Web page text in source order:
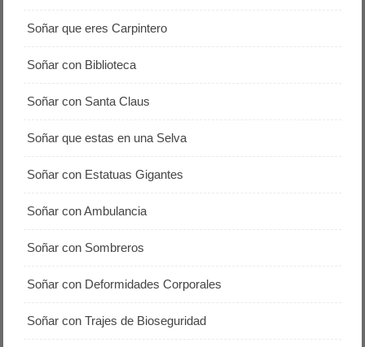
Soñar que eres Carpintero
Soñar con Biblioteca
Soñar con Santa Claus
Soñar que estas en una Selva
Soñar con Estatuas Gigantes
Soñar con Ambulancia
Soñar con Sombreros
Soñar con Deformidades Corporales
Soñar con Trajes de Bioseguridad